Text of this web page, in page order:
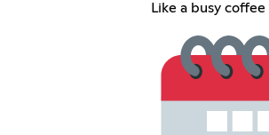
Like a busy coffee